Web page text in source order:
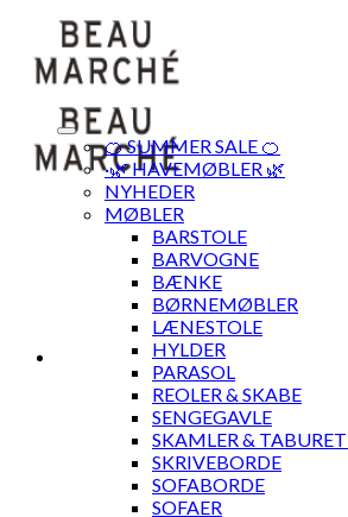
content
🍊 SUMMER SALE 🍊
·🌿 HAVEMØBLER 🌿
NYHEDER
MØBLER
BARSTOLE
BARVOGNE
BÆNKE
BØRNEMØBLER
LÆNESTOLE
HYLDER
PARASOL
REOLER & SKABE
SENGEGAVLE
SKAMLER &
SKRIVEBORDE
SOFABORDE
SOFAER